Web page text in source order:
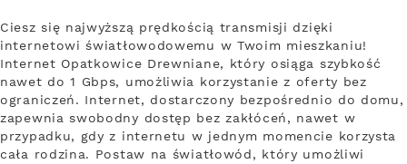
Ciesz się najwyższą prędkością transmisji dzięki
internetowi światłowodowemu w Twoim mieszkaniu!
Internet Opatkowice Drewniane, który osiąga szybkość
nawet do 1 Gbps, umożliwia korzystanie z oferty bez
ograniczeń. Internet, dostarczony bezpośrednio do domu,
zapewnia swobodny dostęp bez zakłóceń, nawet w
przypadku, gdy z internetu w jednym momencie korzysta
cała rodzina. Postaw na światłowód, który umożliwi